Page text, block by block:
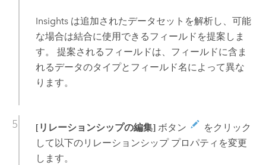
Insightsは追加されたデータセットを解析し、可能
な場合は結合に使用できるフィールドを提案しま
す。 提案されるフィールドは、フィールドに含ま
れるデータのタイプとフィールド名によって異な
ります。
[リレーションシップの編集]ボタン
をクリック
して以下のリレーションシップ プロパティを変更
します。